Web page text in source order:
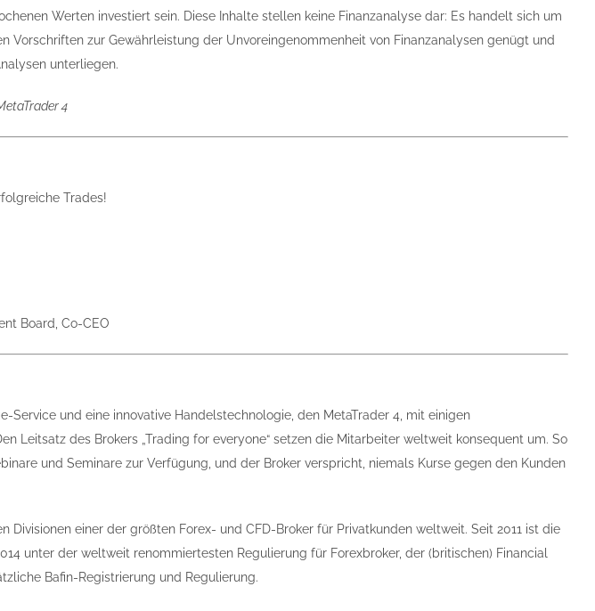
Werten investiert sein. Diese Inhalte stellen keine Finanzanalyse dar: Es handelt sich um
Vorschriften zur Gewährleistung der Unvoreingenommenheit von Finanzanalysen genügt und
unterliegen.
4
Trades!
Board, Co-CEO
Service und eine innovative Handelstechnologie, den MetaTrader 4, mit einigen
Leitsatz des Brokers „Trading for everyone“ setzen die Mitarbeiter weltweit konsequent um. So
und Seminare zur Verfügung, und der Broker verspricht, niemals Kurse gegen den Kunden
Divisionen einer der größten Forex- und CFD-Broker für Privatkunden weltweit. Seit 2011 ist die
unter der weltweit renommiertesten Regulierung für Forexbroker, der (britischen) Financial
Bafin-Registrierung und Regulierung.